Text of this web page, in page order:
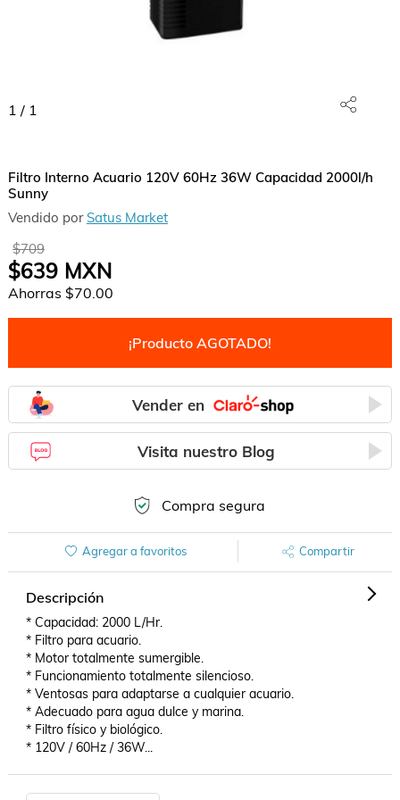
1 / 1
Filtro Interno Acuario 120V 60Hz 36W Capacidad 2000l/h
Sunny
Vendido por Satus Market
$709
$639MXN
Ahorras $70.00
¡Producto AGOTADO!
Vender en
Visita nuestro Blog
Compra segura
Agregar a favoritos Compartir
Descripción
* Capacidad: 2000 L/Hr.
* Filtro para acuario.
* Motor totalmente sumergible.
* Funcionamiento totalmente silencioso.
* Ventosas para adaptarse a cualquier acuario.
* Adecuado para agua dulce y marina.
* Filtro físico y biológico.
* 120V / 60Hz / 36W...